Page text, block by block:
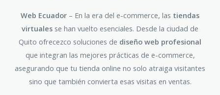
Web Ecuador – En la era del e-commerce, las tiendas
virtuales se han vuelto esenciales. Desde la ciudad de
Quito ofrecezco soluciones de diseño web profesional
que integran las mejores prácticas de e-commerce,
asegurando que tu tienda online no solo atraiga visitantes
sino que también convierta esas visitas en ventas.